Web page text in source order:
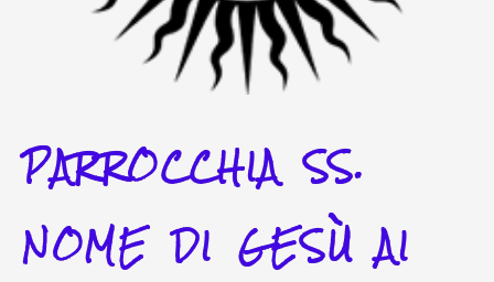
PARROCCHIA SS.
NOME DI GESÙ AI